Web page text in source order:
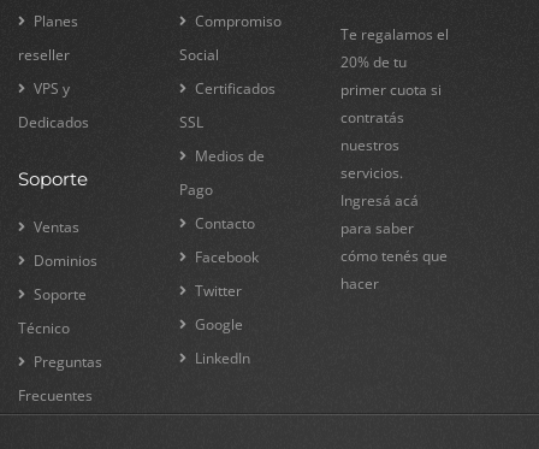
Planes
reseller
VPS y
Dedicados
Soporte
Ventas
Dominios
Soporte
Técnico
Preguntas
Frecuentes
Compromiso
Social
Certificados
SSL
Medios de
Pago
Contacto
Facebook
Twitter
Google
LinkedIn
Te regalamos el
20% de tu
primer cuota si
contratás
nuestros
servicios.
Ingresá acá
para saber
cómo tenés que
hacer